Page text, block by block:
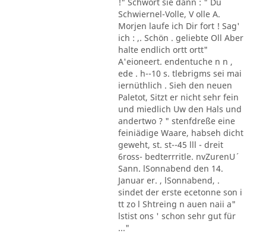
Schwiernel-Volle, V olle A.
Morjen laufe ich Dir fort ! Sag'
ich : ,. Schön . geliebte Oll Aber
halte endlich ortt ortt"
A'eioneert. endentuche n n ,
ede . h--10 s. tlebrigms sei mai
iernüthlich . Sieh den neuen
Paletot, Sitzt er nicht sehr fein
und miedlich Uw den Hals und
andertwo ? " stenfdreße eine
feiniädige Waare, habseh dicht
geweht, st. st--45 lll - dreit
6ross- bedterrritle. nvZurenU´
Sann. lSonnabend den 14.
Januar er. , lSonnabend, .
sindet der erste ecetonne son i
tt zo l Shtreing n auen naii a"
lstist ons ' schon sehr gut für
..."